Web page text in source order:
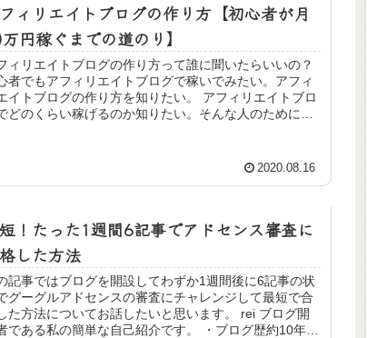
ィリエイトブログの作り方【初心者が月
円稼ぐまでの道のり】
ィリエイトブログの作り方って誰に聞いたらいいの？
者でもアフィリエイトブログで稼いでみたい。アフィ
イトブログの作り方を知りたい。 アフィリエイトブロ
どのくらい稼げるのか知りたい。そんな人のためにア
2020.08.16
！たった1週間6記事でアドセンス審査に
した方法
記事ではブログを開設してわずか1週間後に6記事の状
グーグルアドセンスの審査にチャレンジして最短で合
た方法についてお話したいと思います。 rei ブログ開
である私の簡単な自己紹介です。 ・ブログ歴約10年